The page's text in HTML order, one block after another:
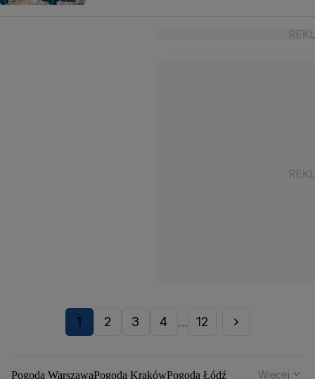
1 2 3 4 ... 12
Pogoda WarszawaPogoda KrakówPogoda Łódź
Więcej